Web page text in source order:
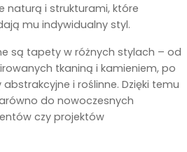
naturą i strukturami, które
mu indywidualny styl.
są tapety w różnych stylach – od
tkaniną i kamieniem, po
i roślinne. Dzięki temu
do nowoczesnych
czy projektów